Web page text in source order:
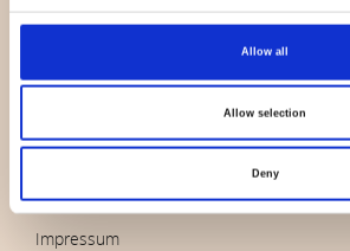
Allow all
Allow selection
Deny
OVERSIGT
Nyheder
Brands
Impressum